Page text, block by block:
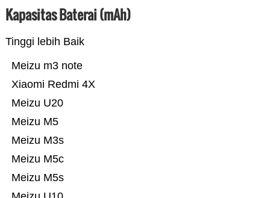
Kapasitas Baterai (mAh)
Tinggi lebih Baik
Meizu M5s
Meizu M5c
Meizu M3s
Meizu M5
Meizu U20
Xiaomi Redmi 4X
Meizu m3 note